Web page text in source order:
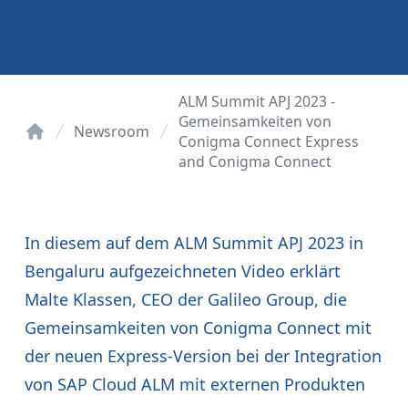
Newsroom
ALM Summit APJ 2023 -
Gemeinsamkeiten von
Conigma Connect Express
and Conigma Connect
In diesem auf dem ALM Summit APJ 2023 in
Bengaluru aufgezeichneten Video erklärt
Malte Klassen, CEO der Galileo Group, die
Gemeinsamkeiten von Conigma Connect mit
der neuen Express-Version bei der Integration
von SAP Cloud ALM mit externen Produkten